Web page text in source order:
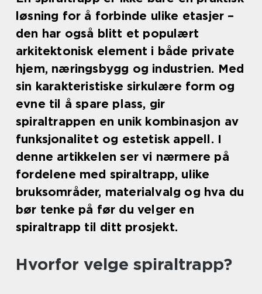
løsning for å forbinde ulike etasjer –
den har også blitt et populært
arkitektonisk element i både private
hjem, næringsbygg og industrien. Med
sin karakteristiske sirkulære form og
evne til å spare plass, gir
spiraltrappen en unik kombinasjon av
funksjonalitet og estetisk appell. I
denne artikkelen ser vi nærmere på
fordelene med spiraltrapp, ulike
bruksområder, materialvalg og hva du
bør tenke på før du velger en
spiraltrapp til ditt prosjekt.
Hvorfor velge spiraltrapp?